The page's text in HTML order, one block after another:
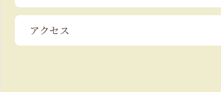
アクセス